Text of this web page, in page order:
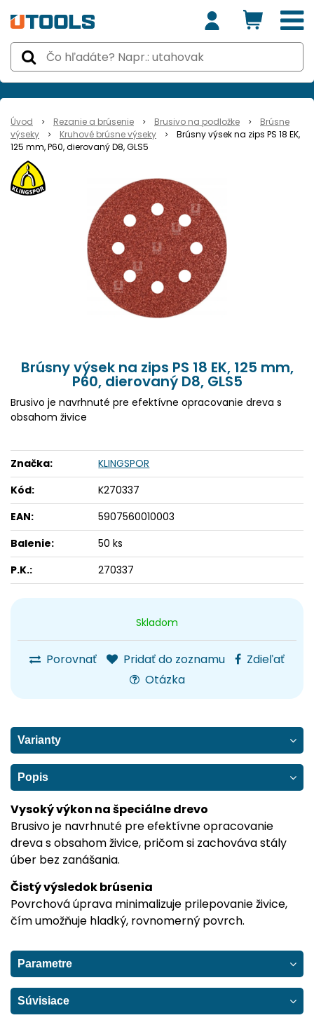
Úvod Rezanie a brúsenie Brusivo na podložke
Brúsne
výseky
Kruhové brúsne výseky
Brúsny výsek na zips PS 18 EK,
125 mm, P60, dierovaný D8, GLS5
Skladom
Porovnať Pridať do zoznamu
Zdieľať
Otázka
Brúsny výsek na zips PS 18 EK, 125 mm,
P60, dierovaný D8, GLS5
Brusivo je navrhnuté pre efektívne opracovanie dreva s
obsahom živice
Značka:
KLINGSPOR
Kód:
K270337
EAN:
5907560010003
Balenie:
50 ks
P.K.:
270337
Varianty
Popis
Vysoký výkon na špeciálne drevo
Brusivo je navrhnuté pre efektívne opracovanie
dreva s obsahom živice, pričom si zachováva stály
úber bez zanášania.
Čistý výsledok brúsenia
Povrchová úprava minimalizuje prilepovanie živice,
čím umožňuje hladký, rovnomerný povrch.
Parametre
Súvisiace